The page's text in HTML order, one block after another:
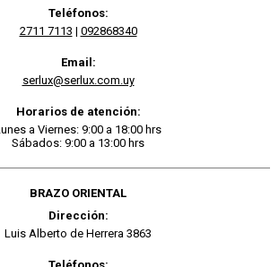
Teléfonos:
2711 7113 | 092868340
Email:
serlux@serlux.com.uy
Horarios de atención:
a Viernes: 9:00 a 18:00 hrs
Sábados: 9:00 a 13:00 hrs
BRAZO ORIENTAL
Dirección:
Luis Alberto de Herrera 3863